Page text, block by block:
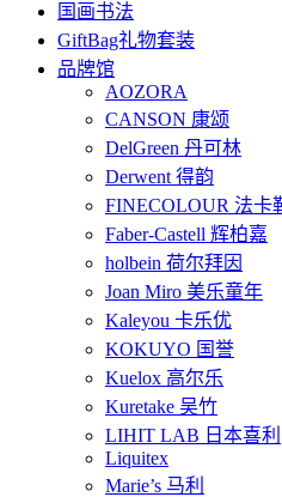
国画书法
GiftBag礼物套装
品牌馆
AOZORA
CANSON 康颂
DelGreen 丹可林
Derwent 得韵
FINECOLOUR 法卡
Faber-Castell 辉柏嘉
holbein 荷尔拜因
Joan Miro 美乐童年
Kaleyou 卡乐优
KOKUYO 国誉
Kuelox 高尔乐
Kuretake 吴竹
LIHIT LAB 日本喜利
Liquitex
Marie’s 马利